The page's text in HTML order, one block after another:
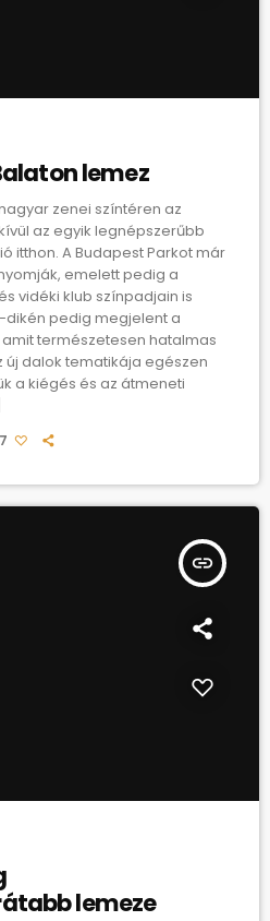
lemez
zenei színtéren az
az egyik legnépszerűbb
itthon. A Budapest Parkot már
emelett pedig a
vidéki klub színpadjain is
dikén pedig megjelent a
amit természetesen hatalmas
új dalok tematikája egészen
a kiégés és az átmeneti
insert_link
lemeze